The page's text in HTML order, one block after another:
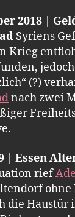
2018 |
Syriens
Krieg
(?)
nach zwei
| Essen
rief
die Haustür